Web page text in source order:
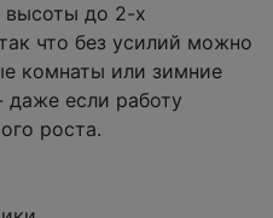
высоты до 2-х
что без усилий можно
комнаты или зимние
если работу
роста.